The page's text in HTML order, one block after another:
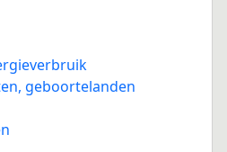
geboortelanden